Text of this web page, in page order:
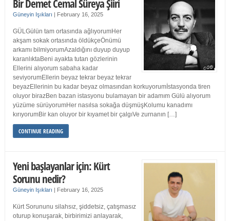
Bir Demet Cemal Süreya Şiiri
Güneyin Işıkları | February 16, 2025
GÜLGülün tam ortasında ağlıyorumHer
akşam sokak ortasında öldükçeÖnümü
arkamı bilmiyorumAzaldığını duyup duyup
karanlıktaBeni ayakta tutan gözlerinin
Ellerini alıyorum sabaha kadar
seviyorumEllerin beyaz tekrar beyaz tekrar
beyazEllerinin bu kadar beyaz olmasından korkuyorumİstasyonda tiren
oluyor birazBen bazan istasyonu bulamayan bir adamım Gülü alıyorum
yüzüme sürüyorumHer nasılsa sokağa düşmüşKolumu kanadımı
kırıyorumBir kan oluyor bir kıyamet bir çalgıVe zurnanın […]
CONTINUE READING
Yeni başlayanlar için: Kürt
Sorunu nedir?
Güneyin Işıkları | February 16, 2025
Kürt Sorununu silahsız, şiddetsiz, çatışmasız
oturup konuşarak, birbirimizi anlayarak,